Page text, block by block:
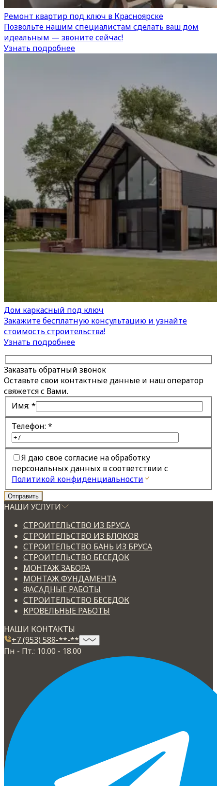
Ремонт квартир под ключ в Красноярске
Позвольте нашим специалистам сделать ваш дом
идеальным — звоните сейчас!
Узнать подробнее
Дом каркасный под ключ
Закажите бесплатную консультацию и узнайте
стоимость строительства!
Узнать подробнее
Заказать обратный звонок
Оставьте свои контактные данные и наш оператор
свяжется с Вами.
Имя: *
Телефон: *
Я даю свое согласие на обработку
персональных данных в соответствии с
Политикой конфиденциальности
НАШИ УСЛУГИ
СТРОИТЕЛЬСТВО ИЗ БРУСА
СТРОИТЕЛЬСТВО ИЗ БЛОКОВ
СТРОИТЕЛЬСТВО БАНЬ ИЗ БРУСА
СТРОИТЕЛЬСТВО БЕСЕДОК
МОНТАЖ ЗАБОРА
МОНТАЖ ФУНДАМЕНТА
ФАСАДНЫЕ РАБОТЫ
СТРОИТЕЛЬСТВО БЕСЕДОК
КРОВЕЛЬНЫЕ РАБОТЫ
НАШИ КОНТАКТЫ
+7 (953) 588-**-**
Пн - Пт.: 10.00 - 18.00